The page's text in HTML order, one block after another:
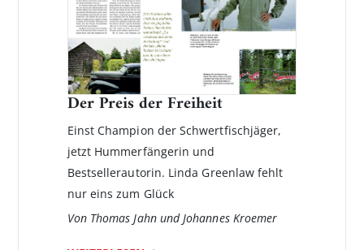
Der Preis der Freiheit
Einst Champion der Schwertfischjäger,
jetzt Hummerfängerin und
Bestsellerautorin. Linda Greenlaw fehlt
nur eins zum Glück
Von Thomas Jahn und Johannes Kroemer